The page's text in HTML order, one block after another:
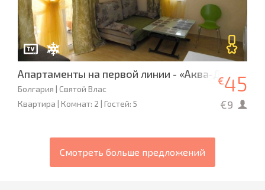
Апартаменты на первой линии - «Аква-Дримс» L
Болгария | Святой Влас
Квартира | Комнат: 2 | Гостей: 5
€45
€9
Смотреть больше предложений